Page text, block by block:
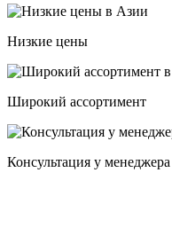
Низкие цены
Широкий ассортимент
Консультация у менеджера